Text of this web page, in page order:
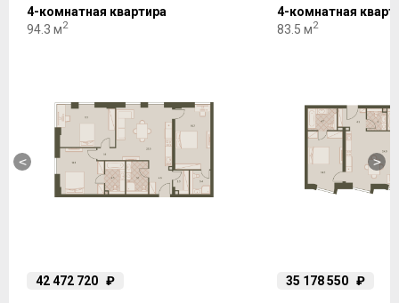
<
4-комнатная квартира
94.3 м2
42 472 720 ₽
4-комнатная
83.5 м2
35 178 550 ₽
>